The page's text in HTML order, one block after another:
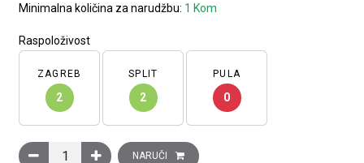
Minimalna količina za narudžbu: 1 Kom
Raspoloživost
ZAGREB
2
SPLIT
2
PULA
0
Induktivni senzor XS6 M18 – D 74 mm – mjed, 1R kontakt,
NARUČI